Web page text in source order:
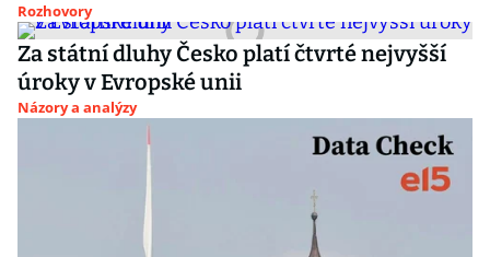
Rozhovory
Za státní dluhy Česko platí čtvrté nejvyšší
úroky v Evropské unii
Názory a analýzy